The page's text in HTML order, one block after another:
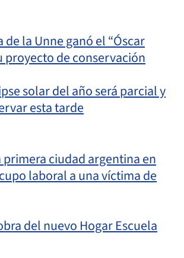
la Unne ganó el “Óscar
proyecto de conservación
solar del año será parcial y
esta tarde
primera ciudad argentina en
laboral a una víctima de
del nuevo Hogar Escuela